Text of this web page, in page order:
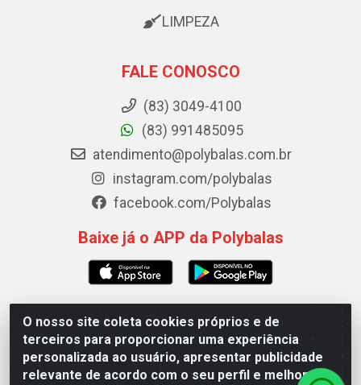
O nosso site coleta cookies próprios e de
terceiros para proporcionar uma experiência
personalizada ao usuário, apresentar publicidade
relevante de acordo com o seu perfil e melhorar a
LIMPEZA
FALE CONOSCO
(83) 3049-4100
(83) 991485095
atendimento@polybalas.com.br
instagram.com/polybalas
facebook.com/Polybalas
Baixe já o APP da Polybalas
Polybalas - Rua João Miguel de Souza, 173 Galpão B -
Ernesto Geisel, João Pessoa/PB - CEP 58.075-075 - CNPJ
00.909.327/0002-61